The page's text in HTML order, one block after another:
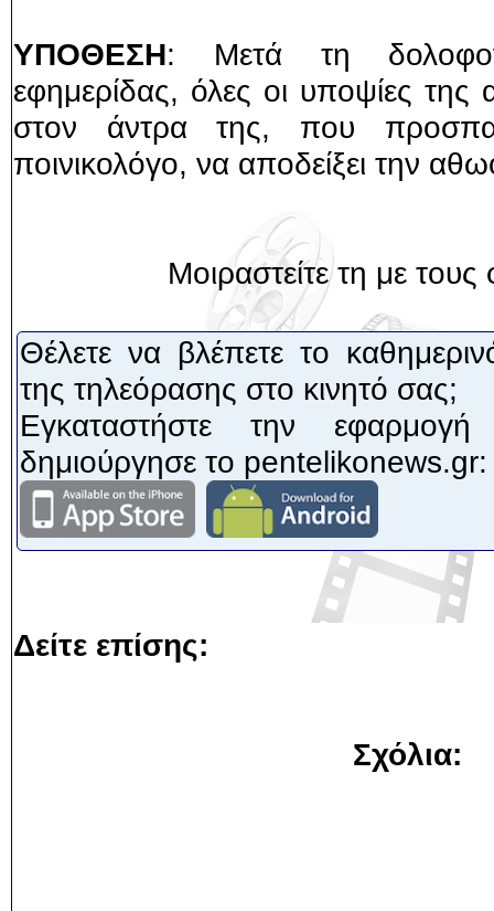
ΥΠΟΘΕΣΗ: Μετά τη
εφημερίδας, όλες οι υποψίες της
στον άντρα της, που
ποινικολόγο, να αποδείξει την
Μοιραστείτε τη με
Θέλετε να βλέπετε το
της τηλεόρασης στο κινητό σας;
Εγκαταστήστε την
δημιούργησε το pentelikonews.gr:
Δείτε επίσης:
Σχόλια: